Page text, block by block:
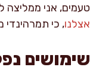
טעמים, אני ממליצה
אצלנו, כי
שימושים